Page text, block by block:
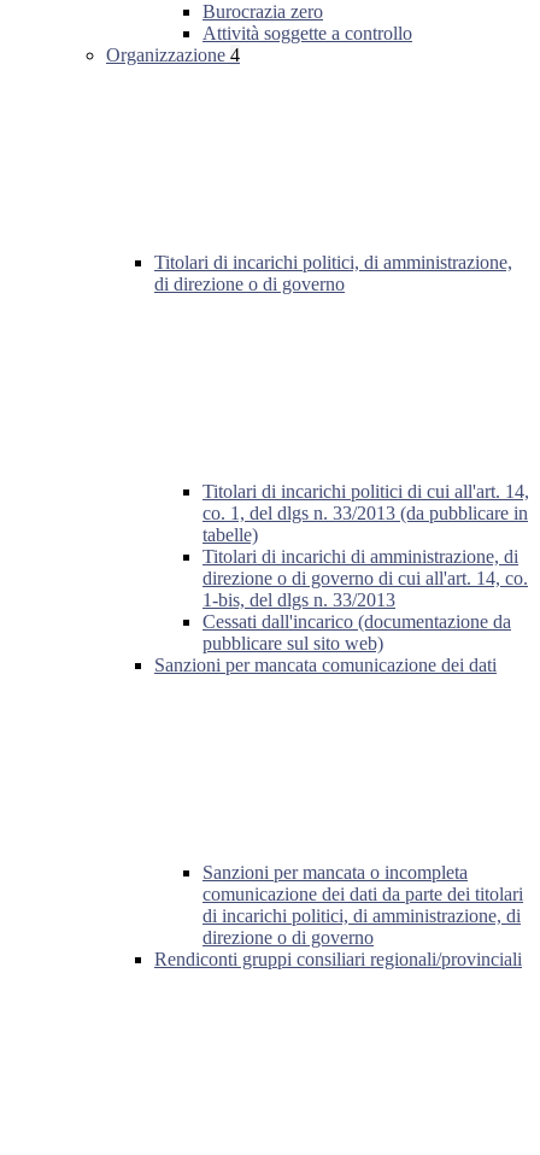
Burocrazia zero
Attività soggette a controllo
Organizzazione 4
Titolari di incarichi politici, di amministrazione,
di direzione o di governo
Titolari di incarichi politici di cui all'art. 14,
co. 1, del dlgs n. 33/2013 (da pubblicare in
tabelle)
Titolari di incarichi di amministrazione, di
direzione o di governo di cui all'art. 14, co.
1-bis, del dlgs n. 33/2013
Cessati dall'incarico (documentazione da
pubblicare sul sito web)
Sanzioni per mancata comunicazione dei dati
Sanzioni per mancata o incompleta
comunicazione dei dati da parte dei titolari
di incarichi politici, di amministrazione, di
direzione o di governo
Rendiconti gruppi consiliari regionali/provinciali